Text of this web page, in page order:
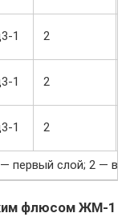
1 2
1 2
1 2
первый слой; 2 —
флюсом ЖМ-1